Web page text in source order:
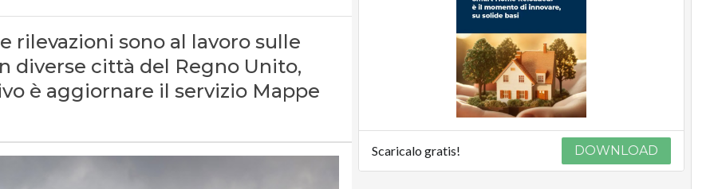
rilevazioni sono al lavoro sulle
diverse città del Regno Unito,
è aggiornare il servizio Mappe
Scaricalo gratis! DOWNLOAD